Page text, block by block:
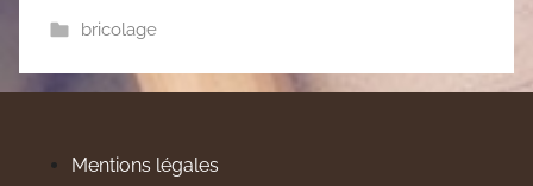
bricolage
Mentions légales